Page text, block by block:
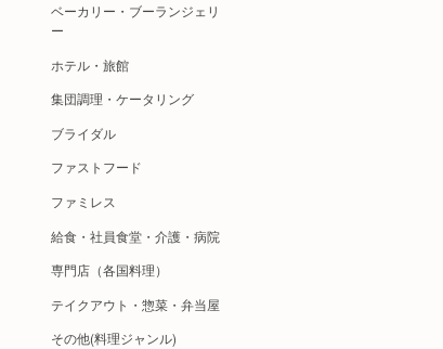
ベーカリー・ブーランジェリ
ー
ホテル・旅館
集団調理・ケータリング
ブライダル
ファストフード
ファミレス
給食・社員食堂・介護・病院
専門店（各国料理）
テイクアウト・惣菜・弁当屋
その他(料理ジャンル)